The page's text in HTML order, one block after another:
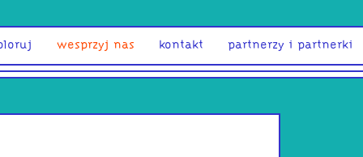
wesprzyj nas kontakt partnerzy i partnerki